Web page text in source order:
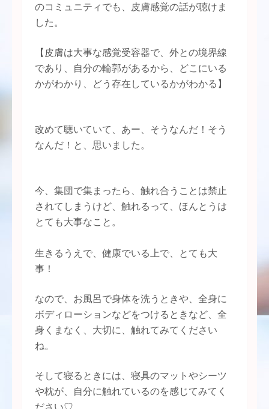
のコミュニティでも、皮膚感覚の話が聴けま
した。
【皮膚は大事な感覚受容器で、外との境界線
であり、自分の輪郭があるから、どこにいる
かがわかり、どう存在しているかがわかる】
改めて聴いていて、あー、そうなんだ！そう
なんだ！と、思いました。
今、集団で集まったら、触れ合うことは禁止
されてしまうけど、触れるって、ほんとうは
とても大事なこと。
生きるうえで、健康でいる上で、とても大
事！
なので、お風呂で身体を洗うときや、全身に
ボディローションなどをつけるときなど、全
身くまなく、大切に、触れてみてください
ね。
そして寝るときには、寝具のマットやシーツ
や枕が、自分に触れているのを感じてみてく
ださい♡